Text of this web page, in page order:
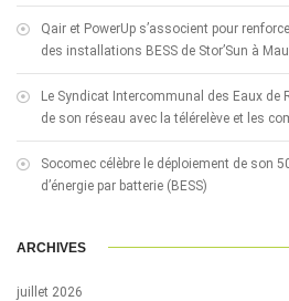
Qair et PowerUp s’associent pour
des installations BESS de Stor’Sun à
Le Syndicat Intercommunal des Eaux de
de son réseau avec la télérelève et les
Socomec célèbre le déploiement de son
d’énergie par batterie (BESS)
ARCHIVES
juillet 2026